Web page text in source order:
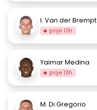
I. Van der Brempt
prije 13h
Yaimar Medina
prije 13h
M. Di Gregorio